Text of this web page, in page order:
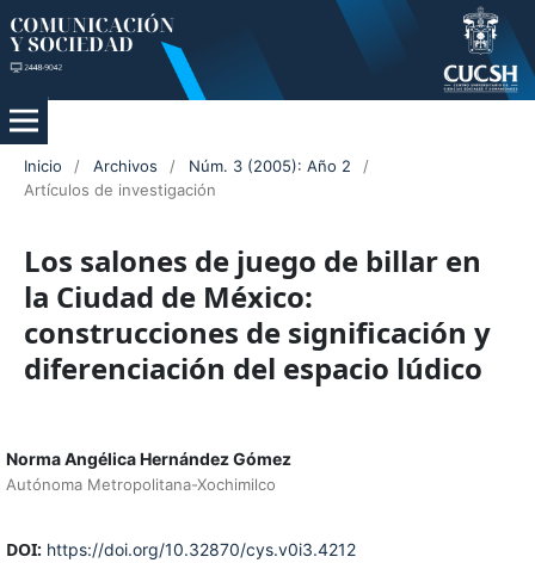
Inicio / Archivos / Núm. 3 (2005): Año 2
/
Artículos de investigación
Los salones de juego de billar en
la Ciudad de México:
construcciones de significación y
diferenciación del espacio lúdico
Norma Angélica Hernández Gómez
Autónoma Metropolitana-Xochimilco
DOI: https://doi.org/10.32870/cys.v0i3.4212